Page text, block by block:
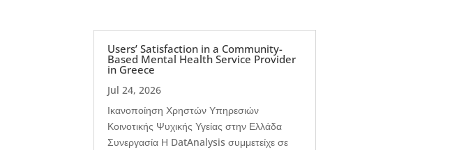
Users’ Satisfaction in a Community-
Based Mental Health Service Provider
in Greece
Jul 24, 2026
Ικανοποίηση Χρηστών Υπηρεσιών
Κοινοτικής Ψυχικής Υγείας στην Ελλάδα
Συνεργασία Η DatAnalysis συμμετείχε σε